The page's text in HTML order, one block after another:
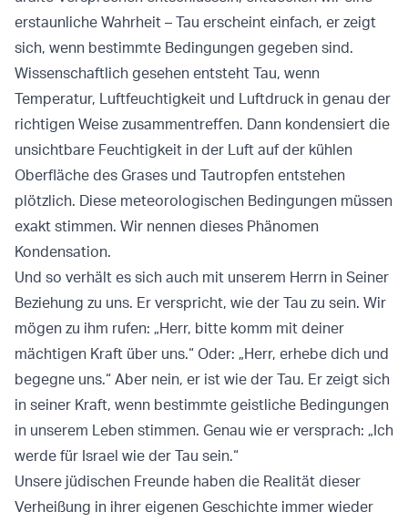
erstaunliche Wahrheit – Tau erscheint einfach, er zeigt
sich, wenn bestimmte Bedingungen gegeben sind.
Wissenschaftlich gesehen entsteht Tau, wenn
Temperatur, Luftfeuchtigkeit und Luftdruck in genau der
richtigen Weise zusammentreffen. Dann kondensiert die
unsichtbare Feuchtigkeit in der Luft auf der kühlen
Oberfläche des Grases und Tautropfen entstehen
plötzlich. Diese meteorologischen Bedingungen müssen
exakt stimmen. Wir nennen dieses Phänomen
Kondensation.
Und so verhält es sich auch mit unserem Herrn in Seiner
Beziehung zu uns. Er verspricht, wie der Tau zu sein. Wir
mögen zu ihm rufen: „Herr, bitte komm mit deiner
mächtigen Kraft über uns.“ Oder: „Herr, erhebe dich und
begegne uns.“ Aber nein, er ist wie der Tau. Er zeigt sich
in seiner Kraft, wenn bestimmte geistliche Bedingungen
in unserem Leben stimmen. Genau wie er versprach: „Ich
werde für Israel wie der Tau sein.“
Unsere jüdischen Freunde haben die Realität dieser
Verheißung in ihrer eigenen Geschichte immer wieder